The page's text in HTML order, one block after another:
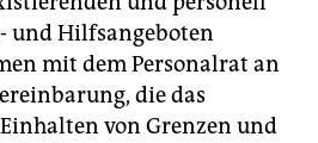
und Hilfsangeboten
mit dem Personalrat an
die das
von Grenzen und